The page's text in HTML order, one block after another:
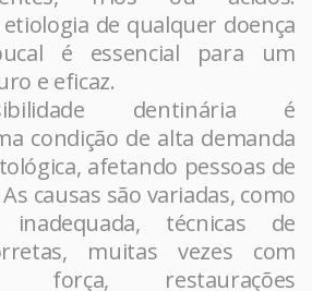
de qualquer doença
é essencial para um
e eficaz.
dentinária é
condição de alta demanda
afetando pessoas de
causas são variadas, como
técnicas de
muitas vezes com
força, restaurações